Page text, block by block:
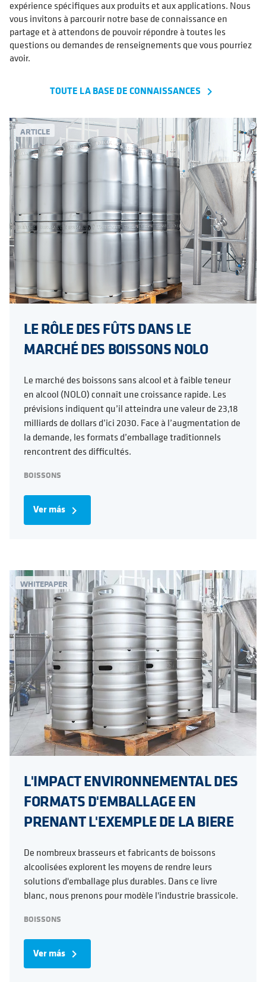
expérience spécifiques aux produits et aux applications. Nous
vous invitons à parcourir notre base de connaissance en
partage et à attendons de pouvoir répondre à toutes les
questions ou demandes de renseignements que vous pourriez
avoir.
TOUTE LA BASE DE CONNAISSANCES navigate_next
ARTICLE
LE RÔLE DES FÛTS DANS LE
MARCHÉ DES BOISSONS NOLO
Le marché des boissons sans alcool et à faible teneur
en alcool (NOLO) connaît une croissance rapide. Les
prévisions indiquent qu’il atteindra une valeur de 23,18
milliards de dollars d’ici 2030. Face à l’augmentation de
la demande, les formats d’emballage traditionnels
rencontrent des difficultés.
BOISSONS
Ver más navigate_next
WHITEPAPER
L'IMPACT ENVIRONNEMENTAL DES
FORMATS D'EMBALLAGE EN
PRENANT L'EXEMPLE DE LA BIERE
De nombreux brasseurs et fabricants de boissons
alcoolisées explorent les moyens de rendre leurs
solutions d'emballage plus durables. Dans ce livre
blanc, nous prenons pour modèle l'industrie brassicole.
BOISSONS
Ver más navigate_next